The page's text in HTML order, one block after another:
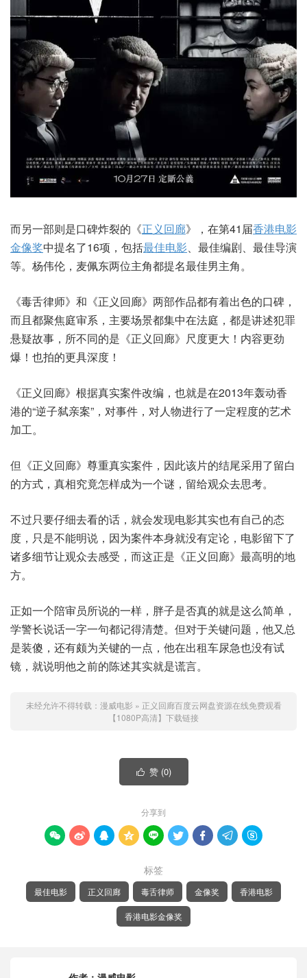
而另一部则是口碑炸裂的《正义回廊》，在第41届香港电影
金像奖中提名了16项，包括最佳电影、最佳编剧、最佳导演
等。杨伟伦，麦佩东两位主角都提名最佳男主角。
《毒舌律师》和《正义回廊》两部作品都有着出色的口碑，
而且都聚焦庭审系，主要场景都集中在法庭，都是讲述犯罪
悬疑故事，所不同的是《正义回廊》尺度更大！内容更劲
爆！也拍的更具深度！
《正义回廊》根据真实案件改编，也就是在2013年轰动香
港的“逆子弑亲案”，对事件，对人物进行了一定程度的艺术
加工。
但《正义回廊》尊重真实案件，因此该片的结尾采用了留白
的方式，真相究竟怎样成为一个谜，留给观众去思考。
不过只要仔细去看的话，就会发现电影其实也有自己的态
度，只是不能明说，因为案件本身就没有定论，电影留下了
诸多细节让观众去感受，而这正是《正义回廊》最高明的地
方。
正如一个陪审员所说的一样，胖子是否真的就是这么简单，
学警长说话一字一句都记得清楚。但对于关键问题，他又总
是装傻，还有颇为关键的一点，他在出租车尿急也没有试
镜，就说明他之前的陈述其实就是谎言。
未经允许不得转载： 漫威电影 » 正义回廊百度云网盘资源在线免费观看
【1080P高清】下载链接
 赞 (0)
分享到
        
标签
最佳电影 正义回廊 毒舌律师 金像奖 香港电影
香港电影金像奖